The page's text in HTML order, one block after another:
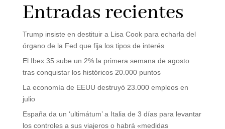
Entradas recientes
Trump insiste en destituir a Lisa Cook para echarla del
órgano de la Fed que fija los tipos de interés
El Ibex 35 sube un 2% la primera semana de agosto
tras conquistar los históricos 20.000 puntos
La economía de EEUU destruyó 23.000 empleos en
julio
España da un ‘ultimátum’ a Italia de 3 días para levantar
los controles a sus viajeros o habrá «medidas